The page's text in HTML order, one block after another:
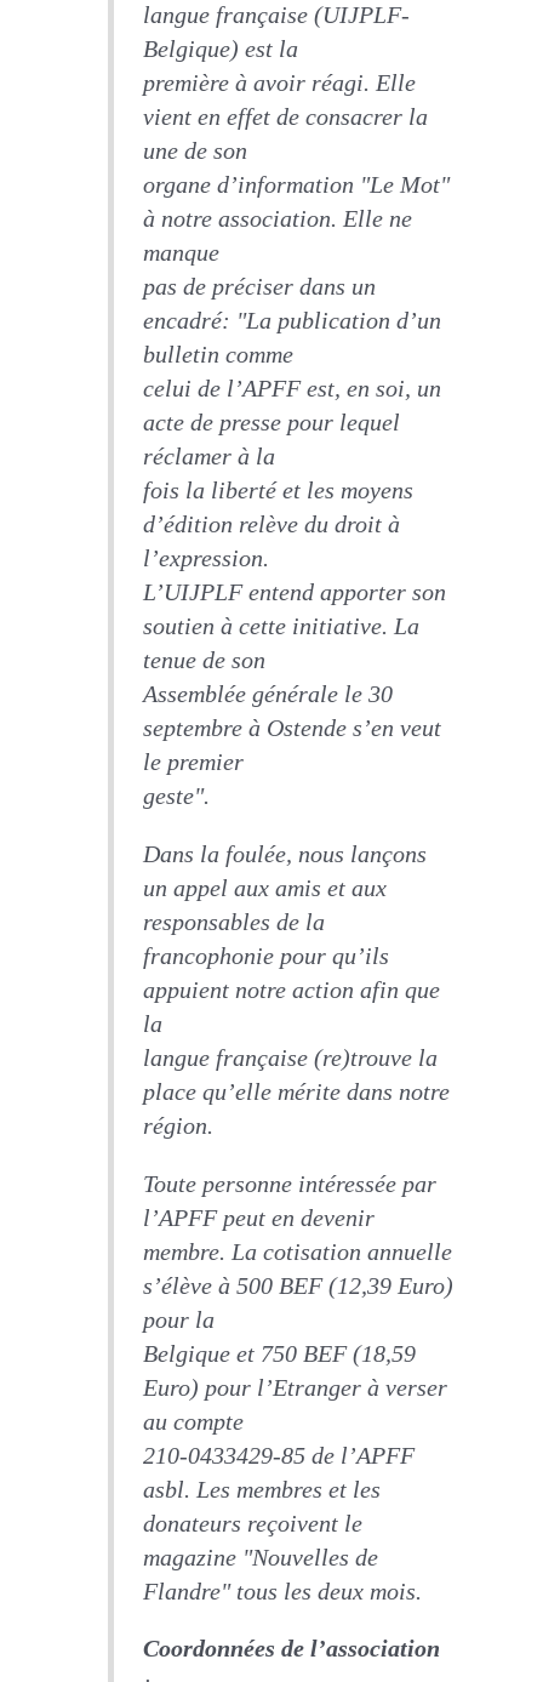
langue française (UIJPLF-
Belgique) est la
première à avoir réagi. Elle
vient en effet de consacrer la
une de son
organe d’information "Le Mot"
à notre association. Elle ne
manque
pas de préciser dans un
encadré: "La publication d’un
bulletin comme
celui de l’APFF est, en soi, un
acte de presse pour lequel
réclamer à la
fois la liberté et les moyens
d’édition relève du droit à
l’expression.
L’UIJPLF entend apporter son
soutien à cette initiative. La
tenue de son
Assemblée générale le 30
septembre à Ostende s’en veut
le premier
geste".
Dans la foulée, nous lançons
un appel aux amis et aux
responsables de la
francophonie pour qu’ils
appuient notre action afin que
la
langue française (re)trouve la
place qu’elle mérite dans notre
région.
Toute personne intéressée par
l’APFF peut en devenir
membre. La cotisation annuelle
s’élève à 500 BEF (12,39 Euro)
pour la
Belgique et 750 BEF (18,59
Euro) pour l’Etranger à verser
au compte
210-0433429-85 de l’APFF
asbl. Les membres et les
donateurs reçoivent le
magazine "Nouvelles de
Flandre" tous les deux mois.
Coordonnées de l’association